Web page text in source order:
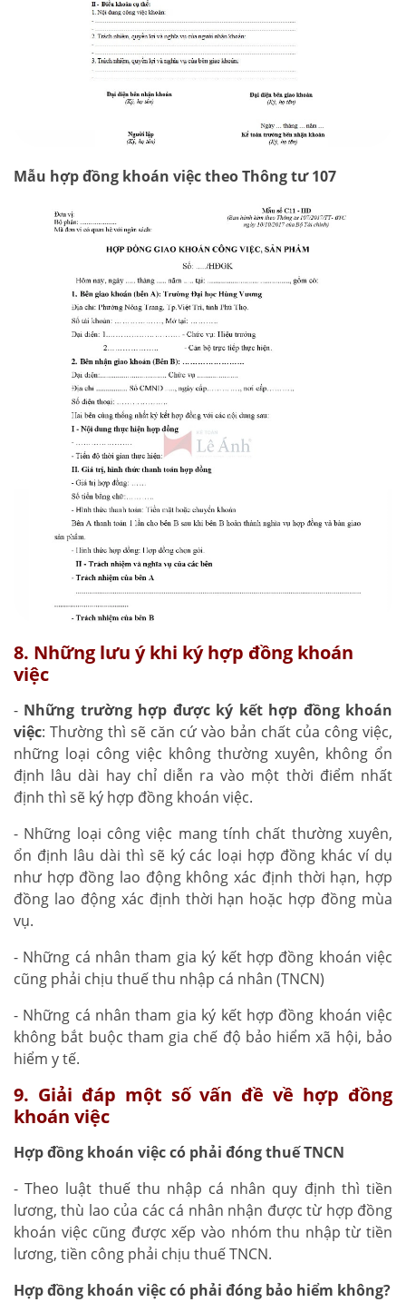
Mẫu hợp đồng khoán việc theo Thông tư 107
8. Những lưu ý khi ký hợp đồng khoán
việc
- Những trường hợp được ký kết hợp đồng khoán
việc: Thường thì sẽ căn cứ vào bản chất của công việc,
những loại công việc không thường xuyên, không ổn
định lâu dài hay chỉ diễn ra vào một thời điểm nhất
định thì sẽ ký hợp đồng khoán việc.
- Những loại công việc mang tính chất thường xuyên,
ổn định lâu dài thì sẽ ký các loại hợp đồng khác ví dụ
như hợp đồng lao động không xác định thời hạn, hợp
đồng lao động xác định thời hạn hoặc hợp đồng mùa
vụ.
- Những cá nhân tham gia ký kết hợp đồng khoán việc
cũng phải chịu thuế thu nhập cá nhân (TNCN)
- Những cá nhân tham gia ký kết hợp đồng khoán việc
không bắt buộc tham gia chế độ bảo hiểm xã hội, bảo
hiểm y tế.
9. Giải đáp một số vấn đề về hợp đồng
khoán việc
Hợp đồng khoán việc có phải đóng thuế TNCN
- Theo luật thuế thu nhập cá nhân quy định thì tiền
lương, thù lao của các cá nhân nhận được từ hợp đồng
khoán việc cũng được xếp vào nhóm thu nhập từ tiền
lương, tiền công phải chịu thuế TNCN.
Hợp đồng khoán việc có phải đóng bảo hiểm không?